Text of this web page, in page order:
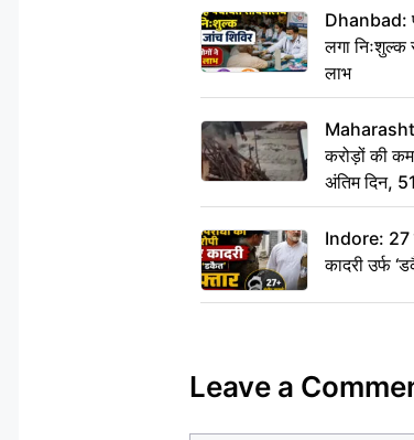
Dhanbad:
लगा निःशुल्क
लाभ
करोड़ों की
अंतिम दिन,
दीजिए हम
Indore: 27
कादरी उर्फ
Leave a